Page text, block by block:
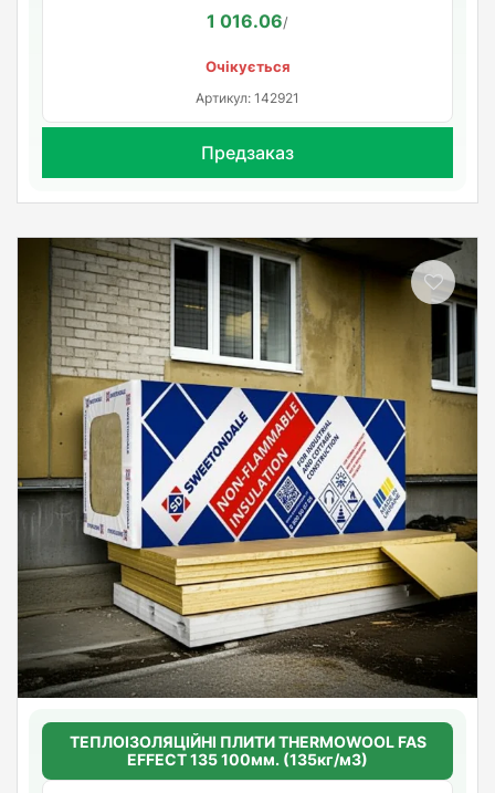
1 016.06/
Очікується
Артикул: 142921
Предзаказ
ТЕПЛОІЗОЛЯЦІЙНІ ПЛИТИ THERMOWOOL FAS
EFFECT 135 100мм. (135кг/м3)